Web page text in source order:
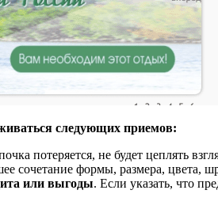
следующих приемов:
потеряется, не будет цеплять
сочетание формы, размера, цвета,
или выгоды. Если указать, что